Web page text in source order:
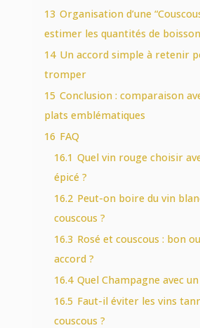
13 Organisation d’une
estimer les quantités de
14 Un accord simple à retenir
tromper
15 Conclusion : comparaison
plats emblématiques
16 FAQ
16.1 Quel vin rouge choisir
épicé ?
16.2 Peut-on boire du vin
couscous ?
16.3 Rosé et couscous : bon
accord ?
16.4 Quel Champagne avec
16.5 Faut-il éviter les vins
couscous ?